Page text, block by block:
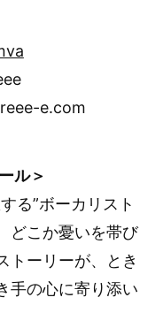
e.com
ル＞
る”ボーカリスト
どこか憂いを帯び
トーリーが、とき
手の心に寄り添い